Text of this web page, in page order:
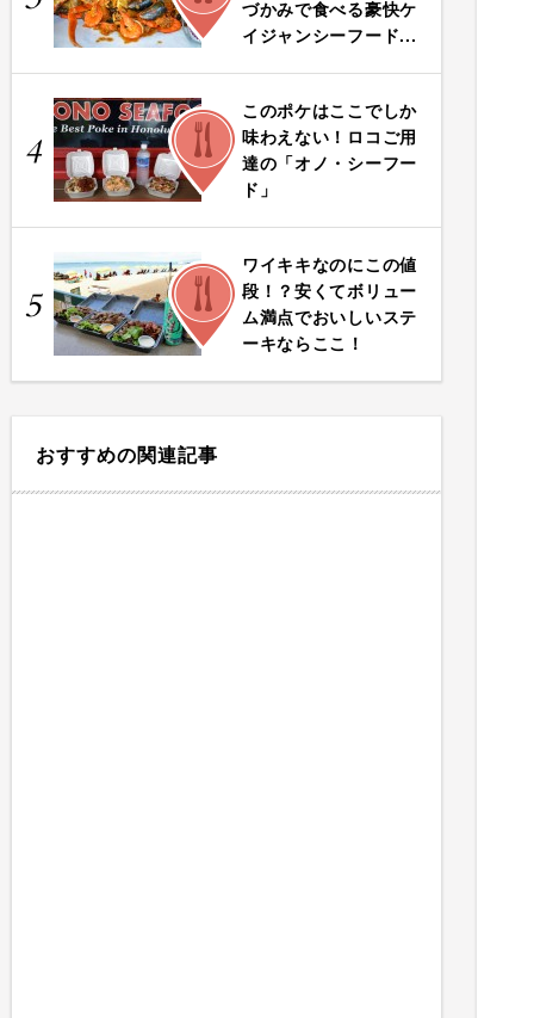
づかみで食べる豪快ケ
イジャンシーフード...
4
FOOD
このポケはここでしか
味わえない！ロコご用
達の「オノ・シーフー
ド」
5
FOOD
ワイキキなのにこの値
段！？安くてボリュー
ム満点でおいしいステ
ーキならここ！
おすすめの関連記事